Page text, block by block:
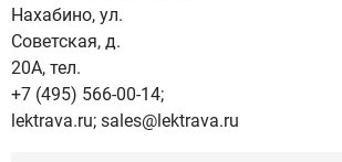
Нахабино, ул.
Советская, д.
20А, тел.
+7 (495) 566-00-14;
lektrava.ru; sales@lektrava.ru